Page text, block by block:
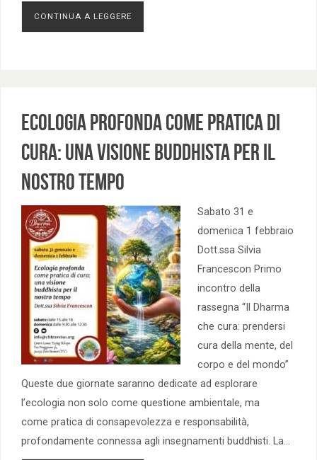
CONTINUA A LEGGERE
Ecologia profonda come pratica di
cura: una visione buddhista per il
nostro tempo
Sabato 31 e
domenica 1 febbraio
Dott.ssa Silvia
Francescon Primo
incontro della
rassegna “Il Dharma
che cura: prendersi
cura della mente, del
corpo e del mondo”
Queste due giornate saranno dedicate ad esplorare
l’ecologia non solo come questione ambientale, ma
come pratica di consapevolezza e responsabilità,
profondamente connessa agli insegnamenti buddhisti. La…